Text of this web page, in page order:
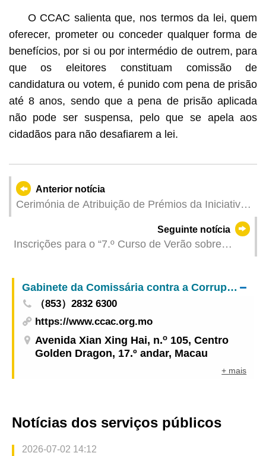
O CCAC salienta que, nos termos da lei, quem
oferecer, prometer ou conceder qualquer forma de
benefícios, por si ou por intermédio de outrem, para
que os eleitores constituam comissão de
candidatura ou votem, é punido com pena de prisão
até 8 anos, sendo que a pena de prisão aplicada
não pode ser suspensa, pelo que se apela aos
cidadãos para não desafiarem a lei.
Anterior notícia
Cerimónia de Atribuição de Prémios da Iniciativa
Seguinte notícia
Inscrições para o “7.º Curso de Verão sobre
Secundário do Interior da China, Hong Kong e
Macau” encontram-se abertas
Gabinete da Comissária contra a Corrupção
（853）2832 6300
https://www.ccac.org.mo
Avenida Xian Xing Hai, n.o 105, Centro
Golden Dragon, 17.º andar, Macau
+ mais
Notícias dos serviços públicos
2026-07-02 14:12